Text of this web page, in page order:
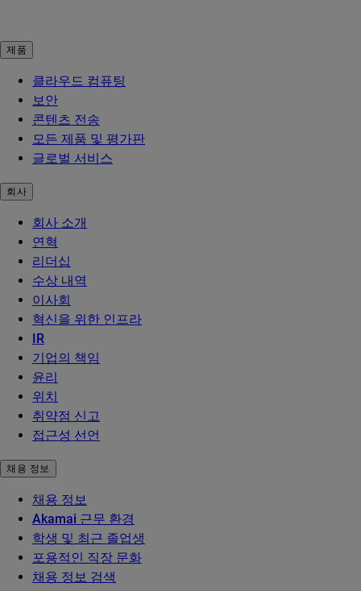
제품
클라우드 컴퓨팅
보안
콘텐츠 전송
모든 제품 및 평가판
글로벌 서비스
회사
회사 소개
연혁
리더십
수상 내역
이사회
혁신을 위한 인프라
IR
기업의 책임
윤리
위치
취약점 신고
접근성 선언
채용 정보
채용 정보
Akamai 근무 환경
학생 및 최근 졸업생
포용적인 직장 문화
채용 정보 검색